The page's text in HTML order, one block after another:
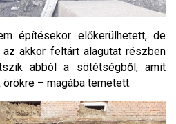
építésekor előkerülhetett, de
akkor feltárt alagutat részben
abból a sötétségből, amit
– magába temetett.